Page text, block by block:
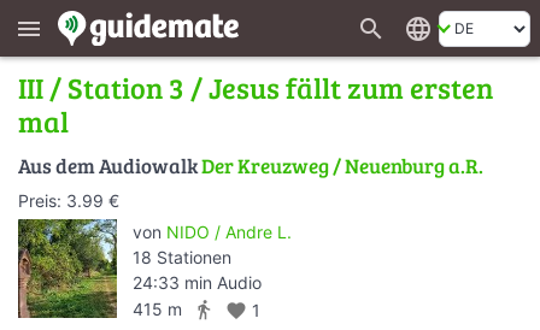
menu search language
III / Station 3 / Jesus fällt zum ersten
mal
Aus dem AudiowalkDer Kreuzweg / Neuenburg a.R.
Preis: 3.99 €
von NIDO / Andre L.
18 Stationen
24:33 min Audio
415 m
directions_walk favorite 1